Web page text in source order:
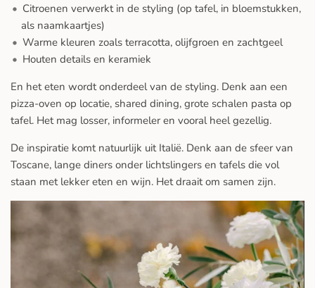
Citroenen verwerkt in de styling (op tafel, in bloemstukken,
als naamkaartjes)
Warme kleuren zoals terracotta, olijfgroen en zachtgeel
Houten details en keramiek
En het eten wordt onderdeel van de styling. Denk aan een
pizza-oven op locatie, shared dining, grote schalen pasta op
tafel. Het mag losser, informeler en vooral heel gezellig.
De inspiratie komt natuurlijk uit Italië. Denk aan de sfeer van
Toscane, lange diners onder lichtslingers en tafels die vol
staan met lekker eten en wijn. Het draait om samen zijn.